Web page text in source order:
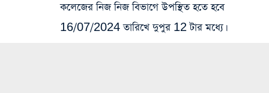
কলেজের নিজ নিজ বিভাগে উপস্থিত হতে হবে
16/07/2024 তারিখে দুপুর 12 টার মধ্যে।